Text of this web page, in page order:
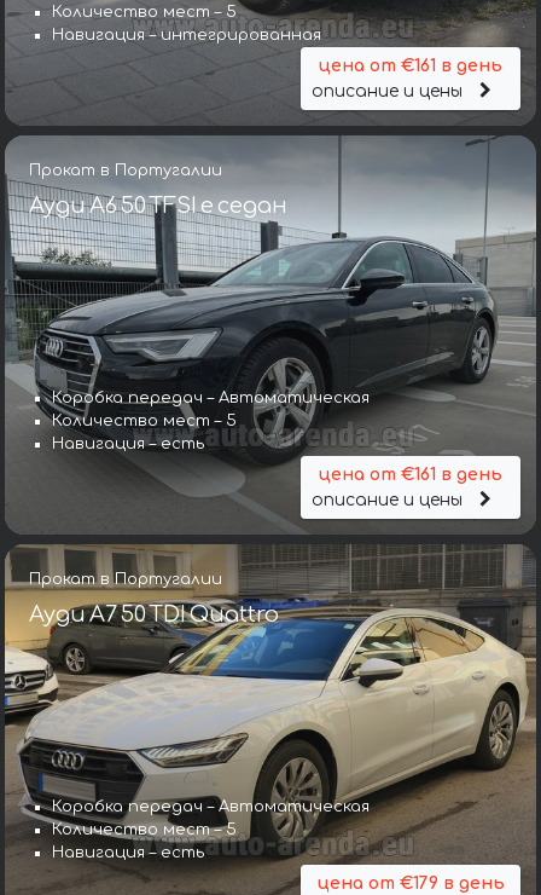
Количество мест – 5
Навигация – интегрированная
цена от €161 в день
описание и цены
Прокат в Португалии
Ауди A6 50 TFSI e седан
Коробка передач – Автоматическая
Количество мест – 5
Навигация – есть
цена от €161 в день
описание и цены
Прокат в Португалии
Ауди A7 50 TDI Quattro
Коробка передач – Автоматическая
Количество мест – 5
Навигация – есть
цена от €179 в день